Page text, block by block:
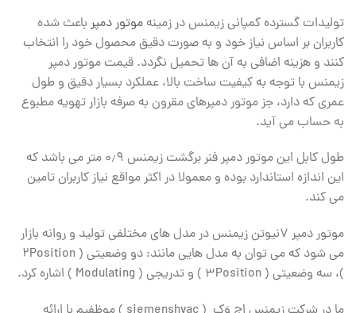
تولیدات گسترده کمپانی زیمنس در زمینه موتور دمپر باعث شده
کاربران بر اساس نیاز خود و به صورت دقیق محصول خود را انتخاب
کنند و هزینه اضافی به آن ها تحمیل نگردد. قیمت موتور دمپر
زیمنس با توجه به کیفیت ساخت بالا، عملکرد بسیار دقیق و طول
عمری که دارد، جز موتور دمپرهای مقرون به صرفه بازار تهویه مطبوع
به حساب می آید.
طول کابل این موتور دمپر فنر برگشت زیمنس ۰٫۹ متر می باشد که
این اندازه استاندارد بوده و معمولا در اکثر مواقع نیاز کاربران تامین
می کند.
موتور دمپر ۷نیوتن زیمنس در مدل های مختلفی تولید و روانه بازار
می شود که می توان به مدل هایی مانند: دو وضعیتی ( ۲Position
)، سه وضعیتی ( ۳Position ) و تدریجی ( Modulating ) اشاره کرد.